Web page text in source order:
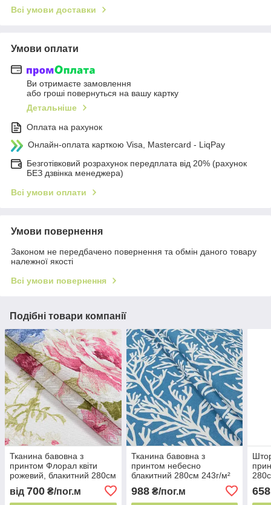
Всі умови доставки
Умови оплати
Ви отримаєте замовлення
або гроші повернуться на вашу картку
Детальніше
Оплата на рахунок
Онлайн-оплата карткою Visa, Mastercard - LiqPay
Безготівковий розрахунок передплата від 20% (рахунок
БЕЗ дзвінка менеджера)
Всі умови оплати
Умови повернення
Законом не передбачено повернення та обмін даного товару
належної якості
Всі умови повернення
Подібні товари компанії
Тканина бавовна з
принтом Флорал квіти
рожевий, блакитний 280см
155г/м² Іспанія квітковий
прованс
від 700 ₴/пог.м
Тканина бавовна з
принтом небесно
блакитний 280см 243г/м²
988₴/пог.м 658